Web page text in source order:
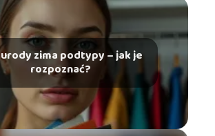
zima podtypy – jak je
rozpoznać?